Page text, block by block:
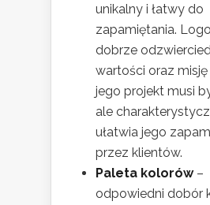
unikalny i łatwy do
zapamiętania.
dobrze
wartości oraz misję
jego projekt musi
ale
ułatwia jego
przez klientów.
Paleta kolorów–
odpowiedni dobór